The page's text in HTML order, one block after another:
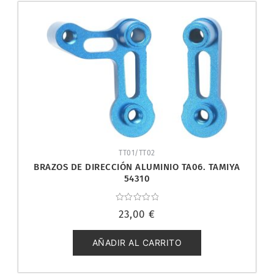
TT01/TT02
BRAZOS DE DIRECCIÓN ALUMINIO TA06. TAMIYA
54310
con
de
5
23,00 €
AÑADIR AL CARRITO